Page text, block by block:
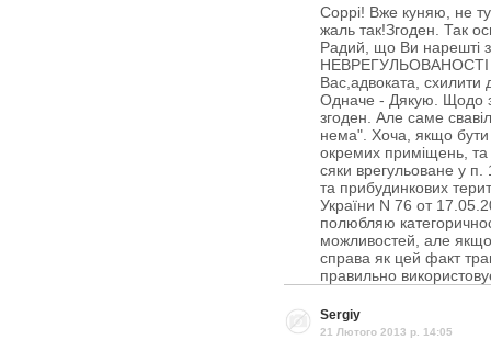
Соррі! Вже куняю, не
жаль так!Згоден. Так
Радий, що Ви нарешті
НЕВРЕГУЛЬОВАНОСТІ
Вас,адвоката, схилити
Одначе - Дякую. Щодо
згоден. Але саме
нема". Хоча, якщо бути
окремих приміщень, та
сяки врегульоване у
та прибудинкових
України N 76 от
полюбляю
можливостей, але якщо
справа як цей факт
правильно
Sergiy
21 Лютого 2013 p. 14:05